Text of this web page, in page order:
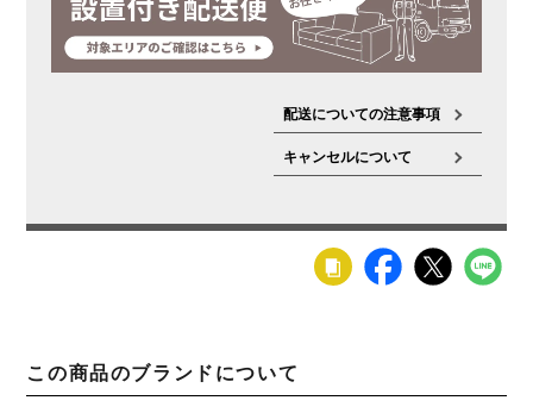
ライドレール付き(最下段フルオープンレール使用)
配送についての注意事項
キャンセルについて
この商品のブランドについて